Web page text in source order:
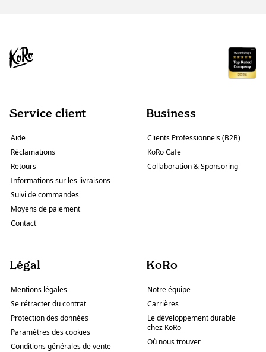
Service client
Aide
Réclamations
Retours
Informations sur les livraisons
Suivi de commandes
Moyens de paiement
Contact
Business
Clients Professionnels (B2B)
KoRo Cafe
Collaboration & Sponsoring
Légal
Mentions légales
Se rétracter du contrat
Protection des données
Paramètres des cookies
Conditions générales de vente
KoRo
Notre équipe
Carrières
Le développement durable
chez KoRo
Où nous trouver